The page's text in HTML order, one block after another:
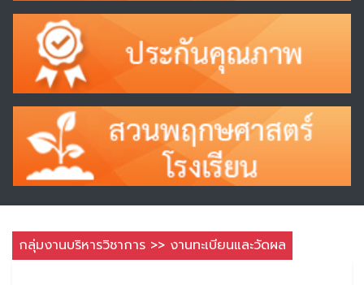
กลุ่มงานบริหารวิชาการ >> งานทะเบียนและวัดผล